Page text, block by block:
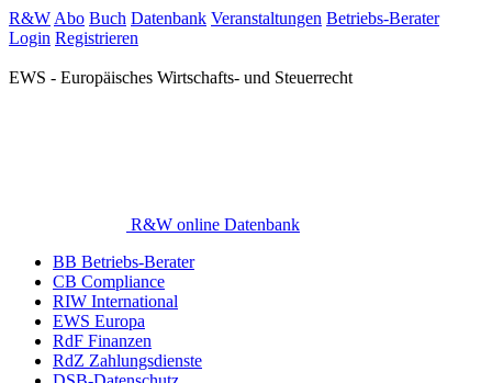
R&W Abo Buch Datenbank Veranstaltungen Betriebs-Berater
Login Registrieren
EWS - Europäisches Wirtschafts- und Steuerrecht
R&W online Datenbank
BB Betriebs-Berater
CB Compliance
RIW International
EWS Europa
RdF Finanzen
RdZ Zahlungsdienste